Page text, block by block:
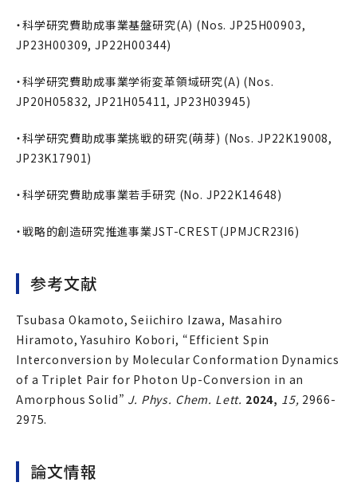
・科学研究費助成事業基盤研究(A) (Nos. JP25H00903,
JP23H00309, JP22H00344)
・科学研究費助成事業学術変革領域研究(A) (Nos.
JP20H05832, JP21H05411, JP23H03945)
・科学研究費助成事業挑戦的研究(萌芽) (Nos. JP22K19008,
JP23K17901)
・科学研究費助成事業若手研究 (No. JP22K14648)
・戦略的創造研究推進事業JST-CREST(JPMJCR23I6)
参考文献
Tsubasa Okamoto, Seiichiro Izawa, Masahiro
Hiramoto, Yasuhiro Kobori, “Efficient Spin
Interconversion by Molecular Conformation Dynamics
of a Triplet Pair for Photon Up-Conversion in an
Amorphous Solid” J. Phys. Chem. Lett. 2024, 15, 2966-
2975.
論文情報